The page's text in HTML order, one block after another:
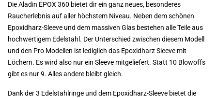
Die Aladin EPOX 360 bietet dir ein ganz neues, besonderes
Raucherlebnis auf aller höchstem Niveau. Neben dem schönen
Epoxidharz-Sleeve und dem massiven Glas bestehen alle Teile aus
hochwertigem Edelstahl. Der Unterschied zwischen diesem Modell
und den Pro Modellen ist lediglich das Epoxidharz Sleeve mit
Löchern. Es wird also nur ein Sleeve mitgeliefert. Statt 10 Blowoffs
gibt es nur 9. Alles andere bleibt gleich.
Dank der 3 Edelstahlringe und dem Epoxidharz-Sleeve bietet die